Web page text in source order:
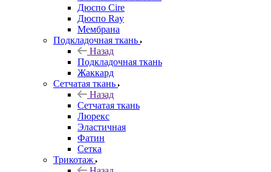
Дюспо Cire
Дюспо Ray
Мембрана
Подкладочная ткань
Назад
Подкладочная ткань
Жаккард
Сетчатая ткань
Назад
Сетчатая ткань
Люрекс
Эластичная
Фатин
Сетка
Трикотаж